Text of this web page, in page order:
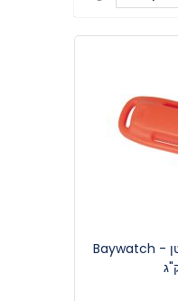
יורד
מצוף מצילים / שחייה קטן - Baywatch